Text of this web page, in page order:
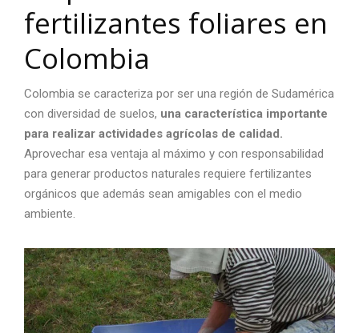
fertilizantes foliares en
Colombia
Colombia se caracteriza por ser una región de Sudamérica
con diversidad de suelos, una característica importante
para realizar actividades agrícolas de calidad.
Aprovechar esa ventaja al máximo y con responsabilidad
para generar productos naturales requiere fertilizantes
orgánicos que además sean amigables con el medio
ambiente.